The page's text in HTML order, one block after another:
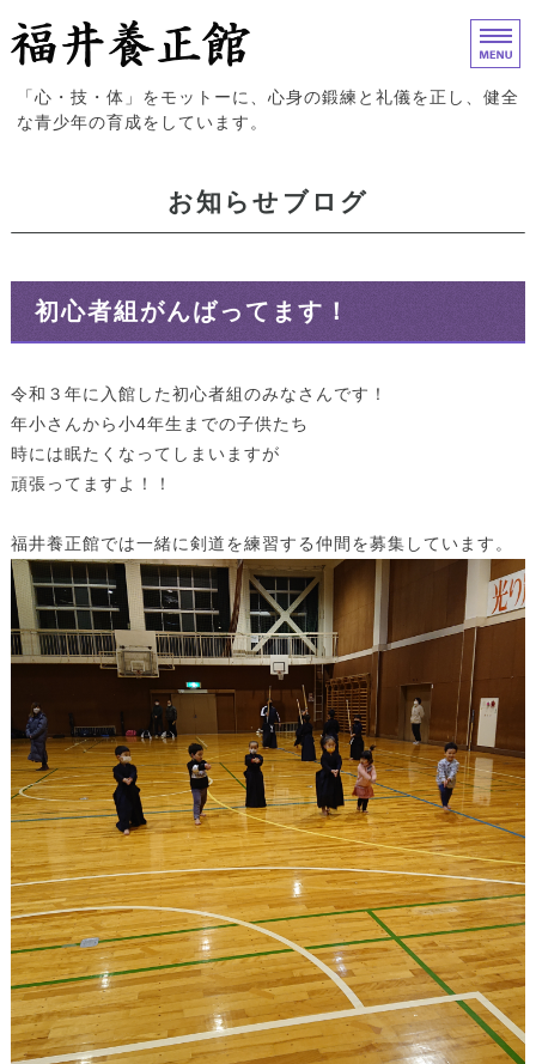
福井養正館｜心身の鍛練と礼
「心・技・体」をモットーに、心身の鍛練と礼儀を正し、健全
な青少年の育成をしています。
入門案内
試合結果
道場概要
お問い合わせ
お知らせブログ
初心者組がんばってます！
令和３年に入館した初心者組のみなさんです！
年小さんから小4年生までの子供たち
時には眠たくなってしまいますが
頑張ってますよ！！
福井養正館では一緒に剣道を練習する仲間を募集しています。